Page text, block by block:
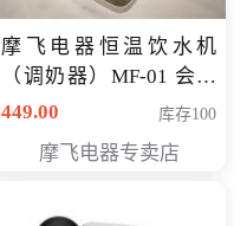
摩飞电器恒温饮水机
（调奶器）MF-01 会员
专享价366元
449.00 库存100
摩飞电器专卖店